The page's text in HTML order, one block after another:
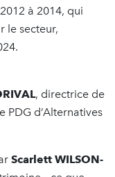
à 2014, qui
le secteur,
, directrice de
PDG d’Alternatives
Scarlett WILSON-